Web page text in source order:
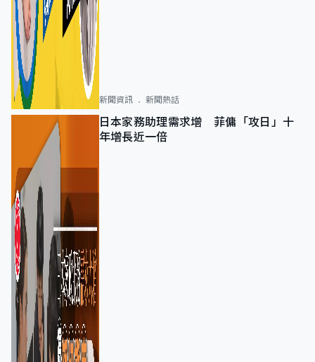
新聞資訊 新聞熱話
日本家務助理需求增 菲傭「攻日」十
年增長近一倍